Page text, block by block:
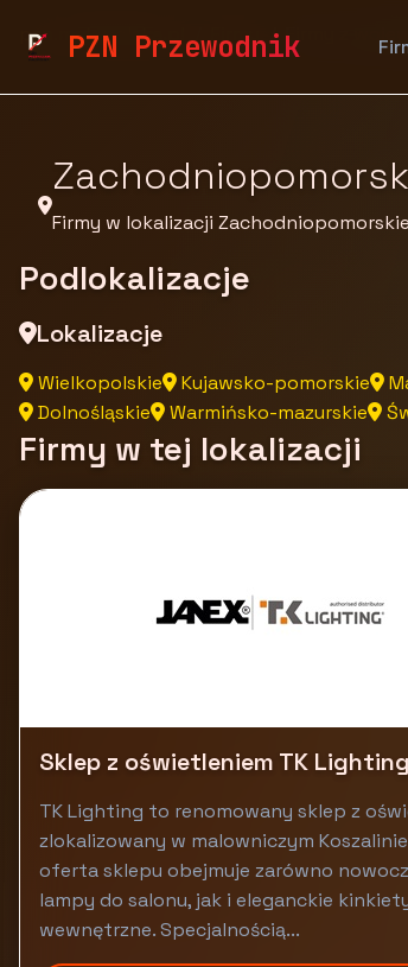
PZN Przewodnik
pzn.malopolska.pl Firmy Firmy z
Firmy w lokalizacji Zachodniopomorskie
Podlokalizacje
Lokalizacje
Wielkopolskie Kujawsko-pomorskie
Dolnośląskie
Warmińsko-mazurskie
Firmy w tej lokalizacji
Sklep z oświetleniem TK Lighting
TK Lighting to renomowany sklep z
zlokalizowany w malowniczym
oferta sklepu obejmuje zarówno
lampy do salonu, jak i eleganckie
wewnętrzne. Specjalnością...